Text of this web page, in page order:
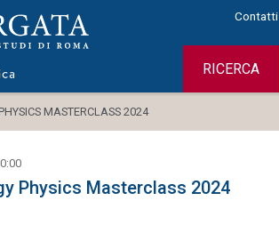
Contatti
RICERCA
MASTERCLASS 2024
Physics Masterclass 2024